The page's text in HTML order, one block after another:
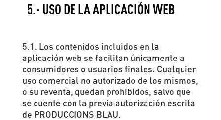
5.- USO DE LA APLICACIÓN WEB
5.1. Los contenidos incluidos en la
aplicación web se facilitan únicamente a
consumidores o usuarios finales. Cualquier
uso comercial no autorizado de los mismos,
o su reventa, quedan prohibidos, salvo que
se cuente con la previa autorización escrita
de PRODUCCIONS BLAU.